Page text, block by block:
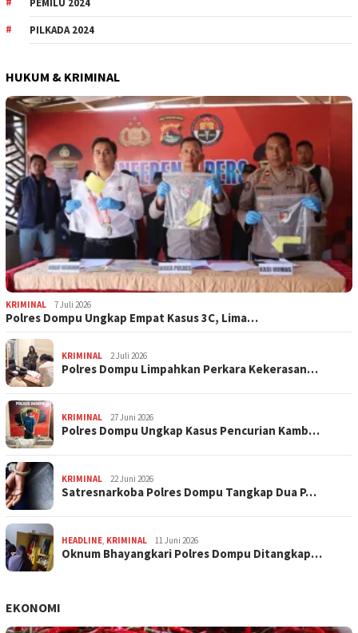
PILKADA 2024
HUKUM & KRIMINAL
KRIMINAL 7 Juli 2026
Polres Dompu Ungkap Empat Kasus 3C, Lima…
KRIMINAL 2 Juli 2026
Polres Dompu Limpahkan Perkara Kekerasan…
KRIMINAL 27 Juni 2026
Polres Dompu Ungkap Kasus Pencurian Kamb…
KRIMINAL 22 Juni 2026
Satresnarkoba Polres Dompu Tangkap Dua P…
HEADLINE KRIMINAL 11 Juni 2026
Oknum Bhayangkari Polres Dompu Ditangkap…
EKONOMI